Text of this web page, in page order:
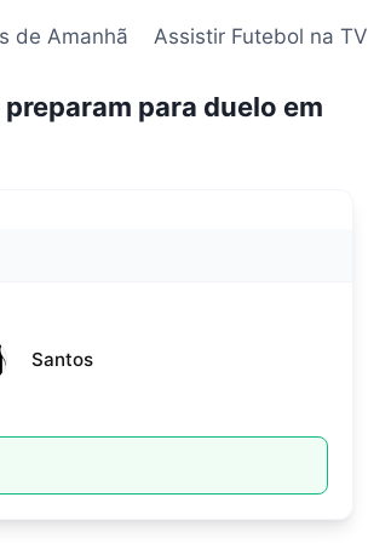
de Amanhã Assistir Futebol na TV
para duelo em
Santos